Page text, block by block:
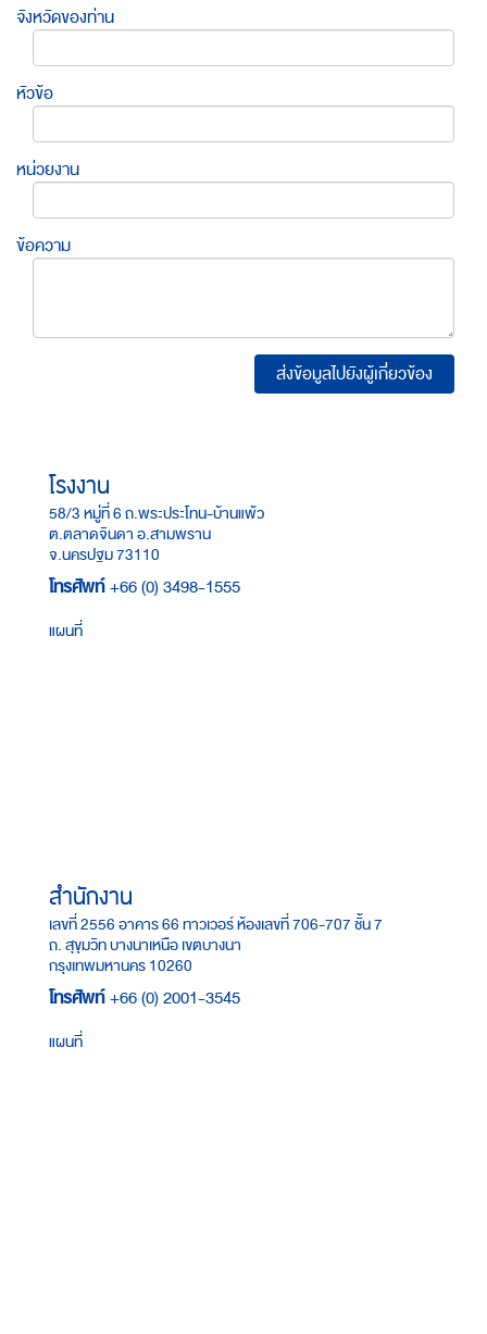
จังหวัดของท่าน
หัวข้อ
หน่วยงาน
ข้อความ
ส่งข้อมูลไปยังผู้เกี่ยวข้อง
โรงงาน
58/3 หมู่ที่ 6 ถ.พระประโทน-บ้านแพ้ว
ต.ตลาดจินดา อ.สามพราน
จ.นครปฐม 73110
โทรศัพท์ +66 (0) 3498-1555
แผนที่
สำนักงาน
เลขที่ 2556 อาคาร 66 ทาวเวอร์ ห้องเลขที่ 706-707 ชั้น 7
ถ. สุขุมวิท บางนาเหนือ เขตบางนา
กรุงเทพมหานคร 10260
โทรศัพท์ +66 (0) 2001-3545
แผนที่